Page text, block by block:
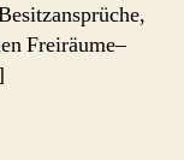
Freiräume–